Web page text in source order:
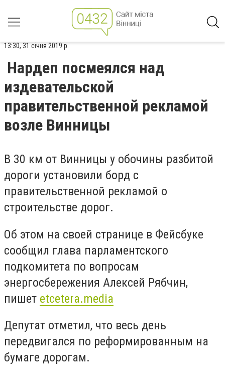
13:30, 31 січня 2019 р.
Нардеп посмеялся над
издевательской
правительственной рекламой
возле Винницы
В 30 км от Винницы у обочины разбитой
дороги установили борд с
правительственной рекламой о
строительстве дорог.
Об этом на своей странице в Фейсбуке
сообщил глава парламентского
подкомитета по вопросам
энергосбережения Алексей Рябчин,
пишет etcetera.media
Депутат отметил, что весь день
передвигался по реформированным на
бумаге дорогам.